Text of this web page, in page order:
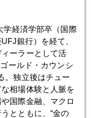
・インド抜け穴の可
学経済学部卒（国際
銀行）を経て、
ーラーとして活
ールド・カウンシ
。独立後はチュー
相場体験と人脈を
国際金融、マクロ
とともに、“金の